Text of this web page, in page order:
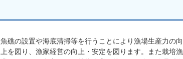
魚礁の設置や海底清掃等を行うことにより漁場生産力の向
上を図り、漁家経営の向上・安定を図ります。また栽培漁